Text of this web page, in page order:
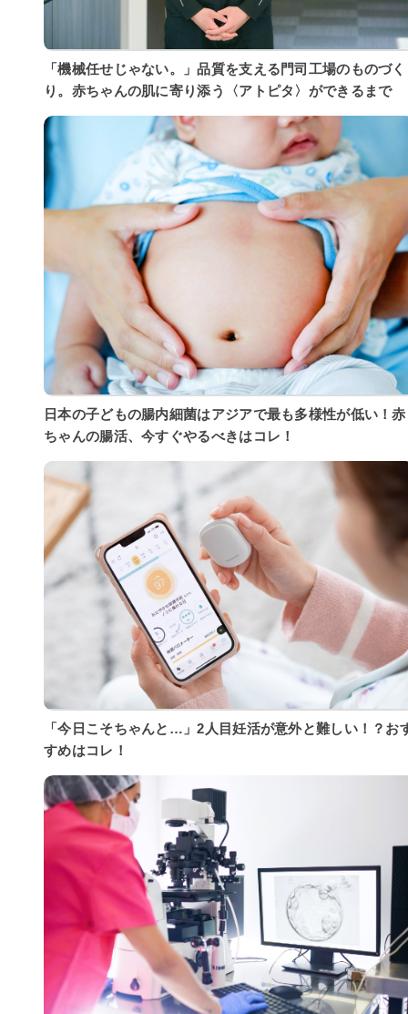
「機械任せじゃない。」品質を支える門司工場のものづく
り。赤ちゃんの肌に寄り添う〈アトピタ〉ができるまで
日本の子どもの腸内細菌はアジアで最も多様性が低い！赤
ちゃんの腸活、今すぐやるべきはコレ！
「今日こそちゃんと…」2人目妊活が意外と難しい！？お
すめはコレ！